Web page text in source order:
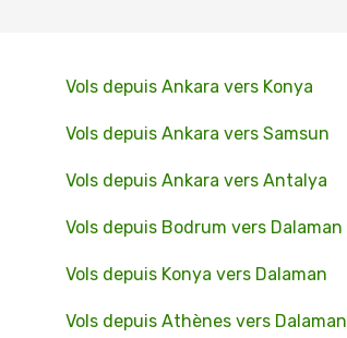
Vols depuis Ankara vers Konya
Vols depuis Ankara vers Samsun
Vols depuis Ankara vers Antalya
Vols depuis Bodrum vers Dalaman
Vols depuis Konya vers Dalaman
Vols depuis Athènes vers Dalaman